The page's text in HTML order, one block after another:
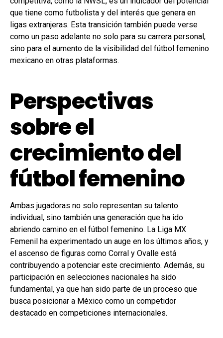
que tiene como futbolista y del interés que genera en
ligas extranjeras. Esta transición también puede verse
como un paso adelante no solo para su carrera personal,
sino para el aumento de la visibilidad del fútbol femenino
mexicano en otras plataformas.
Perspectivas
sobre el
crecimiento del
fútbol femenino
Ambas jugadoras no solo representan su talento
individual, sino también una generación que ha ido
abriendo camino en el fútbol femenino. La Liga MX
Femenil ha experimentado un auge en los últimos años, y
el ascenso de figuras como Corral y Ovalle está
contribuyendo a potenciar este crecimiento. Además, su
participación en selecciones nacionales ha sido
fundamental, ya que han sido parte de un proceso que
busca posicionar a México como un competidor
destacado en competiciones internacionales.